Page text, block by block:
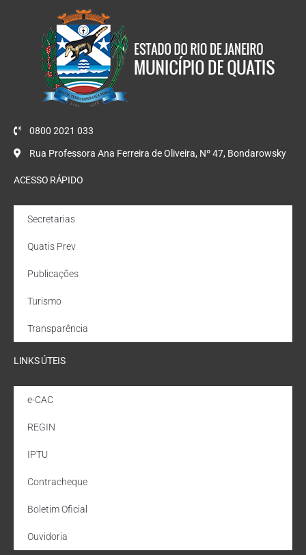
0800 2021 033
Rua Professora Ana Ferreira de Oliveira, Nº 47, Bondarowsky
ACESSO RÁPIDO
Secretarias
Quatis Prev
Publicações
Turismo
Transparência
LINKS ÚTEIS
e-CAC
REGIN
IPTU
Contracheque
Boletim Oficial
Ouvidoria